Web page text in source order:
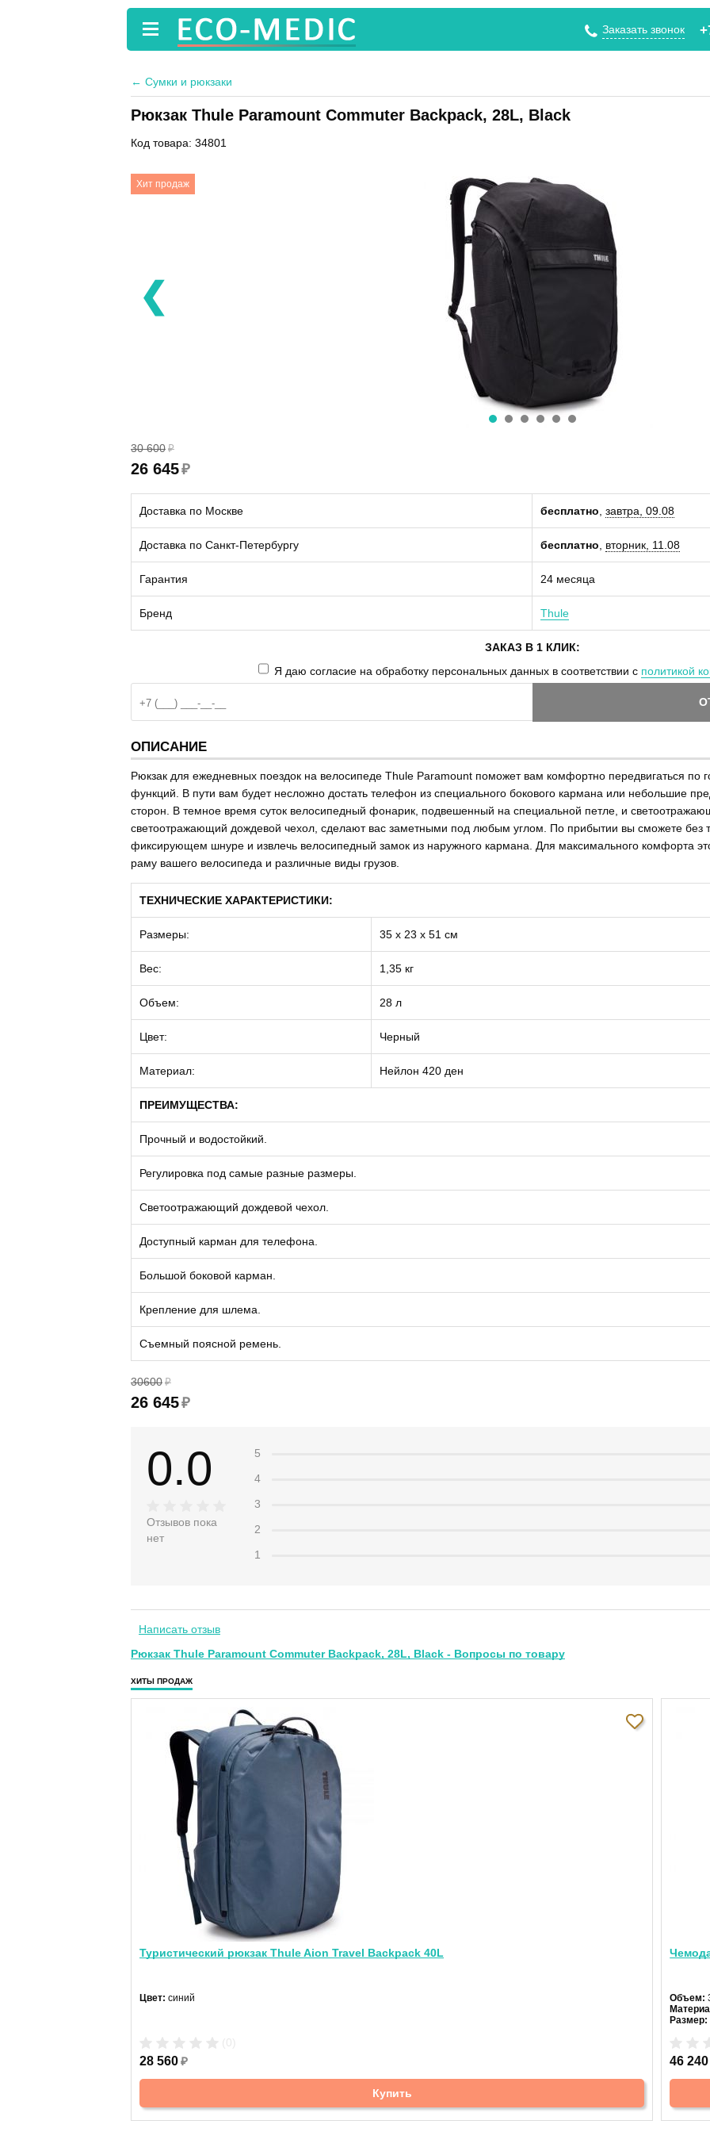
Заказать звонок
← Сумки и рюкзаки
Рюкзак Thule Paramount Commuter Backpack, 28L, Black
Код товара: 34801
Хит продаж
❮
30 600 ₽
26 645₽
Доставка по Москве бесплатно завтра, 09.08
Доставка по Санкт-Петербургу бесплатно вторник, 11.08
Гарантия 24 месяца
Бренд Thule
ЗАКАЗ В 1 КЛИК:
Я даю согласие на обработку персональных данных в соответствии с политикой
ОПИСАНИЕ
Рюкзак для ежедневных поездок на велосипеде Thule Paramount поможет вам комфортно передвигаться по
функций. В пути вам будет несложно достать телефон из специального бокового кармана или небольшие
сторон. В темное время суток велосипедный фонарик, подвешенный на специальной петле, и
светоотражающий дождевой чехол, сделают вас заметными под любым углом. По прибытии вы сможете без
фиксирующем шнуре и извлечь велосипедный замок из наружного кармана. Для максимального комфорта
раму вашего велосипеда и различные виды грузов.
ТЕХНИЧЕСКИЕ ХАРАКТЕРИСТИКИ:
Размеры: 35 х 23 х 51 см
Вес: 1,35 кг
Объем: 28 л
Цвет: Черный
Материал: Нейлон 420 ден
ПРЕИМУЩЕСТВА:
Прочный и водостойкий.
Регулировка под самые разные размеры.
Светоотражающий дождевой чехол.
Доступный карман для телефона.
Большой боковой карман.
Крепление для шлема.
Съемный поясной ремень.
30600 ₽
26 645₽
0.0
Отзывов пока
нет
5
4
3
2
1
Написать отзыв
Рюкзак Thule Paramount Commuter Backpack, 28L, Black - Вопросы по товару
ХИТЫ ПРОДАЖ
Туристический рюкзак Thule Aion Travel Backpack 40L
Цвет: синий
28 560₽
Купить
Объем:
Размер:
46 240